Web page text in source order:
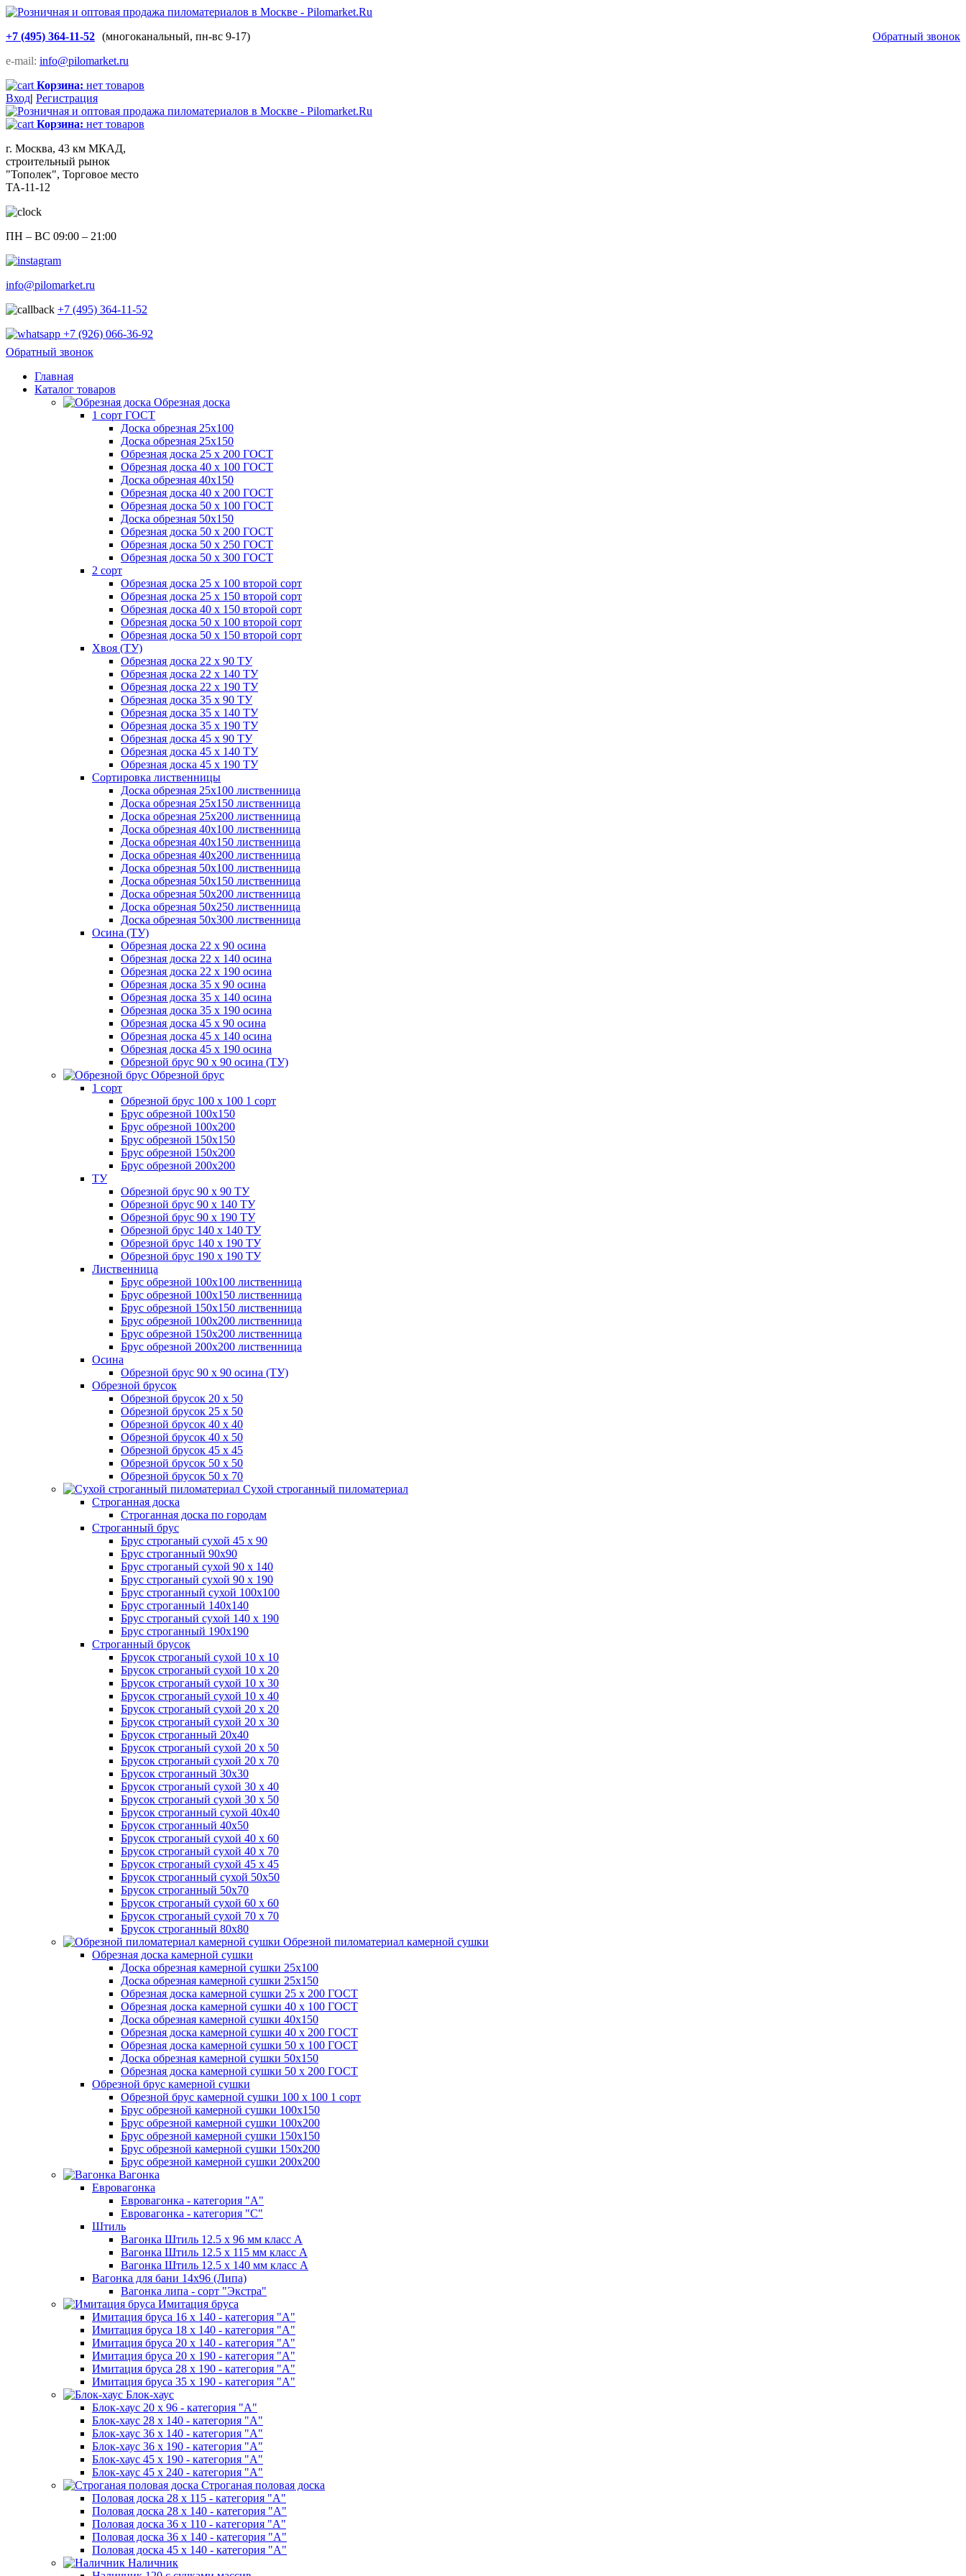
+7 (495) 364-11-52 Обратный звонок
(многоканальный, пн-вс 9-17)
e-mail: info@pilomarket.ru
Корзина: нет товаров
Вход| Регистрация
Корзина: нет товаров
г. Москва, 43 км МКАД,
строительный рынок
"Тополек", Торговое место
ТА-11-12
ПН – ВС 09:00 – 21:00
info@pilomarket.ru
+7 (495) 364-11-52
+7 (926) 066-36-92
Обратный звонок
Главная
Каталог товаров
Обрезная доска
1 сорт ГОСТ
Доска обрезная 25х100
Доска обрезная 25х150
Обрезная доска 25 х 200 ГОСТ
Обрезная доска 40 х 100 ГОСТ
Доска обрезная 40х150
Обрезная доска 40 х 200 ГОСТ
Обрезная доска 50 х 100 ГОСТ
Доска обрезная 50х150
Обрезная доска 50 х 200 ГОСТ
Обрезная доска 50 х 250 ГОСТ
Обрезная доска 50 х 300 ГОСТ
2 сорт
Обрезная доска 25 х 100 второй сорт
Обрезная доска 25 х 150 второй сорт
Обрезная доска 40 х 150 второй сорт
Обрезная доска 50 х 100 второй сорт
Обрезная доска 50 х 150 второй сорт
Хвоя (ТУ)
Обрезная доска 22 х 90 ТУ
Обрезная доска 22 х 140 ТУ
Обрезная доска 22 х 190 ТУ
Обрезная доска 35 х 90 ТУ
Обрезная доска 35 х 140 ТУ
Обрезная доска 35 х 190 ТУ
Обрезная доска 45 х 90 ТУ
Обрезная доска 45 х 140 ТУ
Обрезная доска 45 х 190 ТУ
Сортировка лиственницы
Доска обрезная 25х100 лиственница
Доска обрезная 25х150 лиственница
Доска обрезная 25х200 лиственница
Доска обрезная 40х100 лиственница
Доска обрезная 40х150 лиственница
Доска обрезная 40х200 лиственница
Доска обрезная 50х100 лиственница
Доска обрезная 50х150 лиственница
Доска обрезная 50х200 лиственница
Доска обрезная 50х250 лиственница
Доска обрезная 50х300 лиственница
Осина (ТУ)
Обрезная доска 22 х 90 осина
Обрезная доска 22 х 140 осина
Обрезная доска 22 х 190 осина
Обрезная доска 35 х 90 осина
Обрезная доска 35 х 140 осина
Обрезная доска 35 х 190 осина
Обрезная доска 45 х 90 осина
Обрезная доска 45 х 140 осина
Обрезная доска 45 х 190 осина
Обрезной брус 90 х 90 осина (ТУ)
Обрезной брус
1 сорт
Обрезной брус 100 х 100 1 сорт
Брус обрезной 100х150
Брус обрезной 100х200
Брус обрезной 150х150
Брус обрезной 150х200
Брус обрезной 200х200
ТУ
Обрезной брус 90 х 90 ТУ
Обрезной брус 90 х 140 ТУ
Обрезной брус 90 х 190 ТУ
Обрезной брус 140 х 140 ТУ
Обрезной брус 140 х 190 ТУ
Обрезной брус 190 х 190 ТУ
Лиственница
Брус обрезной 100х100 лиственница
Брус обрезной 100х150 лиственница
Брус обрезной 150х150 лиственница
Брус обрезной 100х200 лиственница
Брус обрезной 150х200 лиственница
Брус обрезной 200х200 лиственница
Осина
Обрезной брус 90 х 90 осина (ТУ)
Обрезной брусок
Обрезной брусок 20 х 50
Обрезной брусок 25 х 50
Обрезной брусок 40 х 40
Обрезной брусок 40 х 50
Обрезной брусок 45 х 45
Обрезной брусок 50 х 50
Обрезной брусок 50 х 70
Сухой строганный пиломатериал
Строганная доска
Строганная доска по городам
Строганный брус
Брус строганый сухой 45 х 90
Брус строганный 90х90
Брус строганый сухой 90 х 140
Брус строганый сухой 90 х 190
Брус строганный сухой 100х100
Брус строганный 140х140
Брус строганый сухой 140 х 190
Брус строганный 190х190
Строганный брусок
Брусок строганый сухой 10 х 10
Брусок строганый сухой 10 х 20
Брусок строганый сухой 10 х 30
Брусок строганый сухой 10 х 40
Брусок строганый сухой 20 х 20
Брусок строганый сухой 20 х 30
Брусок строганный 20х40
Брусок строганый сухой 20 х 50
Брусок строганый сухой 20 х 70
Брусок строганный 30х30
Брусок строганый сухой 30 х 40
Брусок строганый сухой 30 х 50
Брусок строганный сухой 40х40
Брусок строганный 40х50
Брусок строганый сухой 40 х 60
Брусок строганый сухой 40 х 70
Брусок строганый сухой 45 х 45
Брусок строганный сухой 50х50
Брусок строганный 50х70
Брусок строганый сухой 60 х 60
Брусок строганый сухой 70 х 70
Брусок строганный 80х80
Обрезной пиломатериал камерной сушки
Обрезная доска камерной сушки
Доска обрезная камерной сушки 25х100
Доска обрезная камерной сушки 25х150
Обрезная доска камерной сушки 25 х 200 ГОСТ
Обрезная доска камерной сушки 40 х 100 ГОСТ
Доска обрезная камерной сушки 40х150
Обрезная доска камерной сушки 40 х 200 ГОСТ
Обрезная доска камерной сушки 50 х 100 ГОСТ
Доска обрезная камерной сушки 50х150
Обрезная доска камерной сушки 50 х 200 ГОСТ
Обрезной брус камерной сушки
Обрезной брус камерной сушки 100 х 100 1 сорт
Брус обрезной камерной сушки 100х150
Брус обрезной камерной сушки 100х200
Брус обрезной камерной сушки 150х150
Брус обрезной камерной сушки 150х200
Брус обрезной камерной сушки 200х200
Вагонка
Евровагонка
Евровагонка - категория "А"
Евровагонка - категория "С"
Штиль
Вагонка Штиль 12.5 х 96 мм класс А
Вагонка Штиль 12.5 х 115 мм класс А
Вагонка Штиль 12.5 х 140 мм класс А
Вагонка для бани 14х96 (Липа)
Вагонка липа - сорт "Экстра"
Имитация бруса
Имитация бруса 16 х 140 - категория "А"
Имитация бруса 18 х 140 - категория "А"
Имитация бруса 20 х 140 - категория "А"
Имитация бруса 20 х 190 - категория "А"
Имитация бруса 28 х 190 - категория "А"
Имитация бруса 35 х 190 - категория "А"
Блок-хаус
Блок-хаус 20 х 96 - категория "А"
Блок-хаус 28 х 140 - категория "А"
Блок-хаус 36 х 140 - категория "А"
Блок-хаус 36 х 190 - категория "А"
Блок-хаус 45 х 190 - категория "А"
Блок-хаус 45 х 240 - категория "А"
Строганая половая доска
Половая доска 28 х 115 - категория "А"
Половая доска 28 х 140 - категория "А"
Половая доска 36 х 110 - категория "А"
Половая доска 36 х 140 - категория "А"
Половая доска 45 х 140 - категория "А"
Наличник